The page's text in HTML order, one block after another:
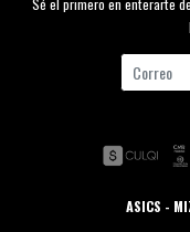
Sé el primero en enterarte
ASICS -